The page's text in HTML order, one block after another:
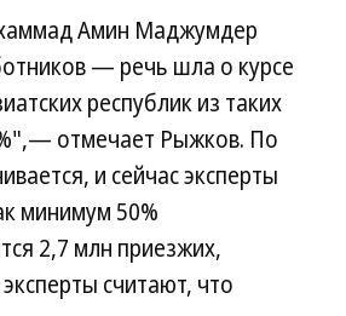
Амин Маджумдер
— речь шла о курсе
республик из таких
отмечает Рыжков. По
и сейчас эксперты
минимум 50%
2,7 млн приезжих,
считают, что